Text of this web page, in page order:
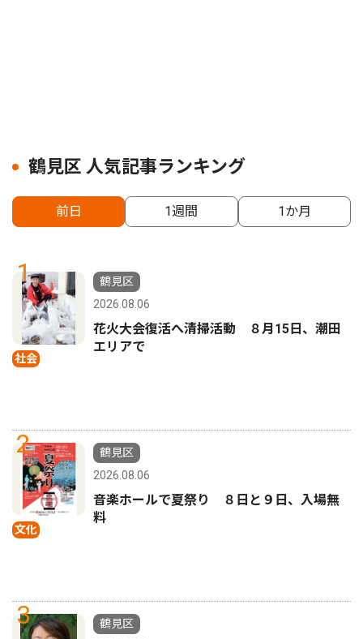
鶴見区 人気記事ランキング
前日 1週間 1か月
1
社会
鶴見区
2026.08.06
花火大会復活へ清掃活動 ８月15日、潮田
エリアで
2
文化
鶴見区
2026.08.06
音楽ホールで夏祭り ８日と９日、入場無
料
3
鶴見区